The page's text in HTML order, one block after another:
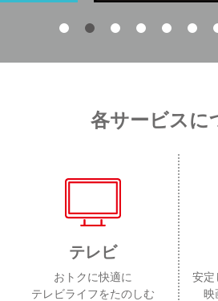
各サービスに
テレビ
おトクに快適に
テレビライフをたのしむ
安定
映